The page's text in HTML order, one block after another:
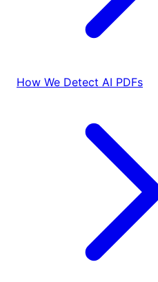
How We Detect AI PDFs